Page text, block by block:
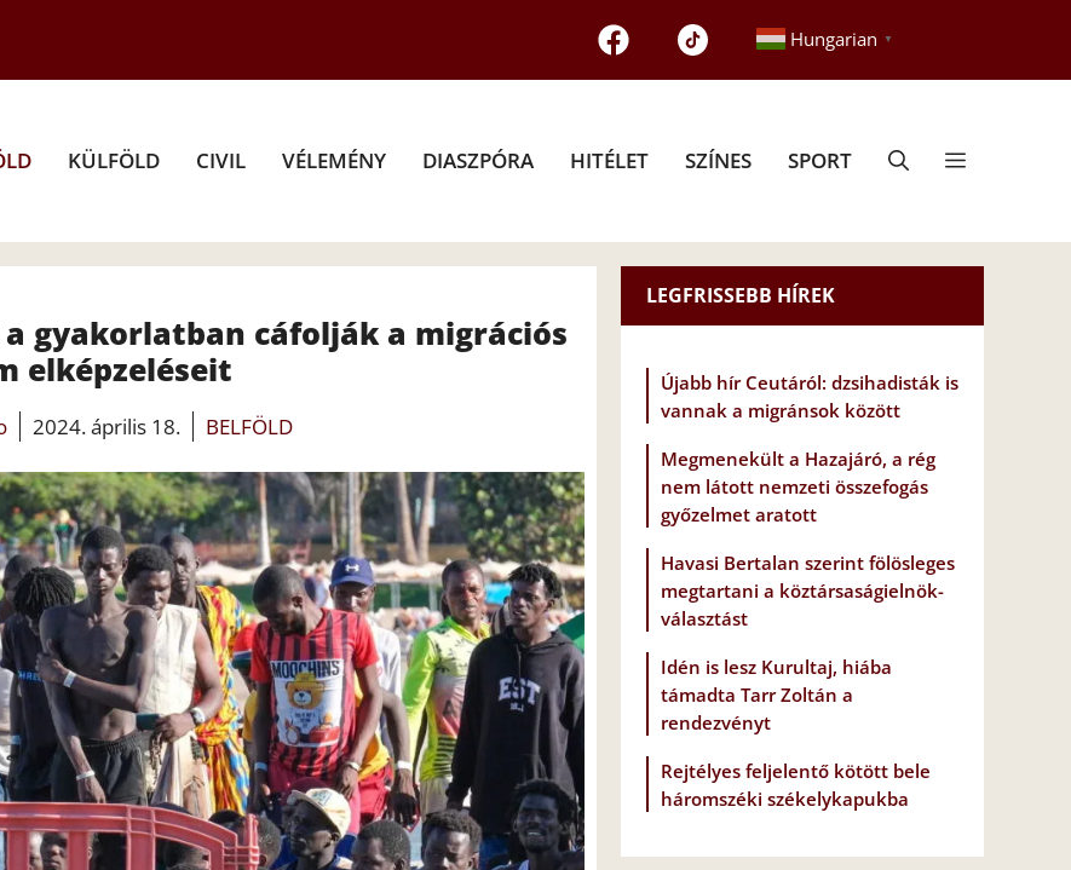
Hungarian ▼
KÜLFÖLD CIVIL VÉLEMÉNY DIASZPÓRA HITÉLET SZÍNES SPORT
gyakorlatban cáfolják a migrációs
elképzeléseit
2024. április 18. BELFÖLD
LEGFRISSEBB HÍREK
Újabb hír Ceutáról: dzsihadisták is
vannak a migránsok között
Megmenekült a Hazajáró, a rég
nem látott nemzeti összefogás
győzelmet aratott
Havasi Bertalan szerint fölösleges
megtartani a köztársaságielnök-
választást
Idén is lesz Kurultaj, hiába
támadta Tarr Zoltán a
rendezvényt
Rejtélyes feljelentő kötött bele
háromszéki székelykapukba